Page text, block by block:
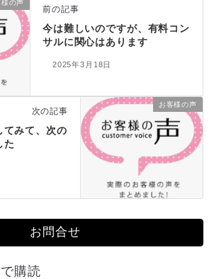
様の声
前の記事
今は難しいのですが、有料コン
サルに関心はあります
2025年3月18日
お客様の声
次の記事
てみて、次の
た
お問合せ
購読